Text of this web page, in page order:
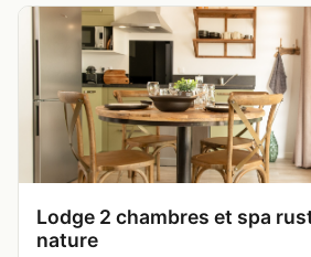
Lodge 2 chambres et spa
nature